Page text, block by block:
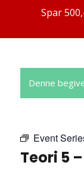
Denne
Event
Teori 5
Spar